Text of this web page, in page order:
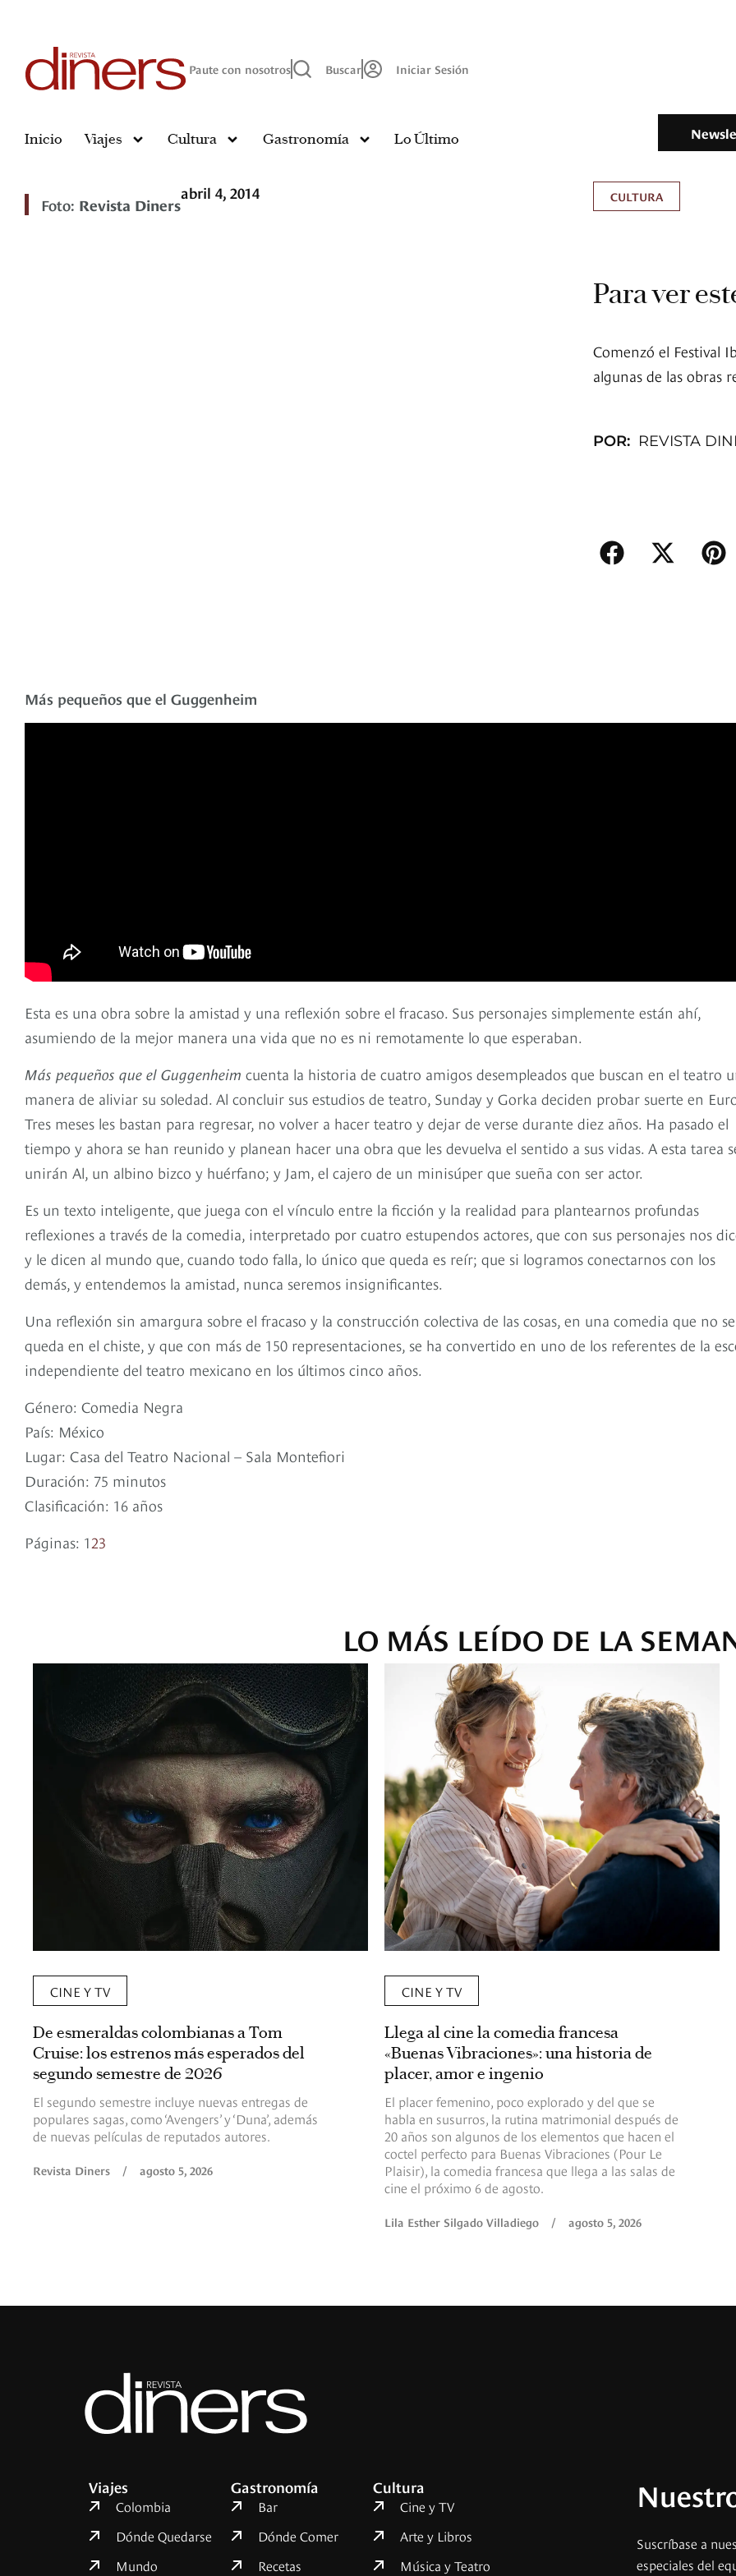
Paute con nosotros Buscar Iniciar Sesión
Inicio Viajes Cultura Gastronomía Lo Último
Foto: Revista Diners
abril 4, 2014 CULTURA
Para ver
Comenzó el Festival
algunas de las obras
POR: REVISTA
Más pequeños que el Guggenheim
Esta es una obra sobre la amistad y una reflexión sobre el fracaso. Sus personajes simplemente están ahí,
asumiendo de la mejor manera una vida que no es ni remotamente lo que esperaban.
Más pequeños que el Guggenheim cuenta la historia de cuatro amigos desempleados que buscan en el teatro
manera de aliviar su soledad. Al concluir sus estudios de teatro, Sunday y Gorka deciden probar suerte en
Tres meses les bastan para regresar, no volver a hacer teatro y dejar de verse durante diez años. Ha pasado el
tiempo y ahora se han reunido y planean hacer una obra que les devuelva el sentido a sus vidas. A esta tarea
unirán Al, un albino bizco y huérfano; y Jam, el cajero de un minisúper que sueña con ser actor.
Es un texto inteligente, que juega con el vínculo entre la ficción y la realidad para plantearnos profundas
reflexiones a través de la comedia, interpretado por cuatro estupendos actores, que con sus personajes nos
y le dicen al mundo que, cuando todo falla, lo único que queda es reír; que si logramos conectarnos con los
demás, y entendemos la amistad, nunca seremos insignificantes.
Una reflexión sin amargura sobre el fracaso y la construcción colectiva de las cosas, en una comedia que no se
queda en el chiste, y que con más de 150 representaciones, se ha convertido en uno de los referentes de la
independiente del teatro mexicano en los últimos cinco años.
Género: Comedia Negra
País: México
Lugar: Casa del Teatro Nacional – Sala Montefiori
Duración: 75 minutos
Clasificación: 16 años
Páginas: 123
LO MÁS LEÍDO DE LA
CINE Y TV
De esmeraldas colombianas a Tom
Cruise: los estrenos más esperados del
segundo semestre de 2026
El segundo semestre incluye nuevas entregas de
populares sagas, como ‘Avengers’ y ‘Duna’, además
de nuevas películas de reputados autores.
Revista Diners / agosto 5, 2026
CINE Y TV
Llega al cine la comedia francesa
«Buenas Vibraciones»: una historia de
placer, amor e ingenio
El placer femenino, poco explorado y del que se
habla en susurros, la rutina matrimonial después de
20 años son algunos de los elementos que hacen el
coctel perfecto para Buenas Vibraciones (Pour Le
Plaisir), la comedia francesa que llega a las salas de
cine el próximo 6 de agosto.
Lila Esther Silgado Villadiego / agosto 5, 2026
Viajes
Colombia
Dónde Quedarse
Mundo
Gastronomía
Bar
Dónde Comer
Recetas
Cultura
Cine y TV
Arte y Libros
Música y Teatro
Suscríbase a
especiales del